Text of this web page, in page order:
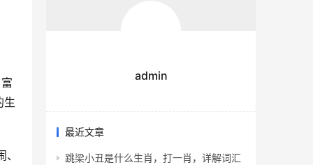
生
admin
最近文章
跳梁小丑是什么生肖，打一肖，详解词汇